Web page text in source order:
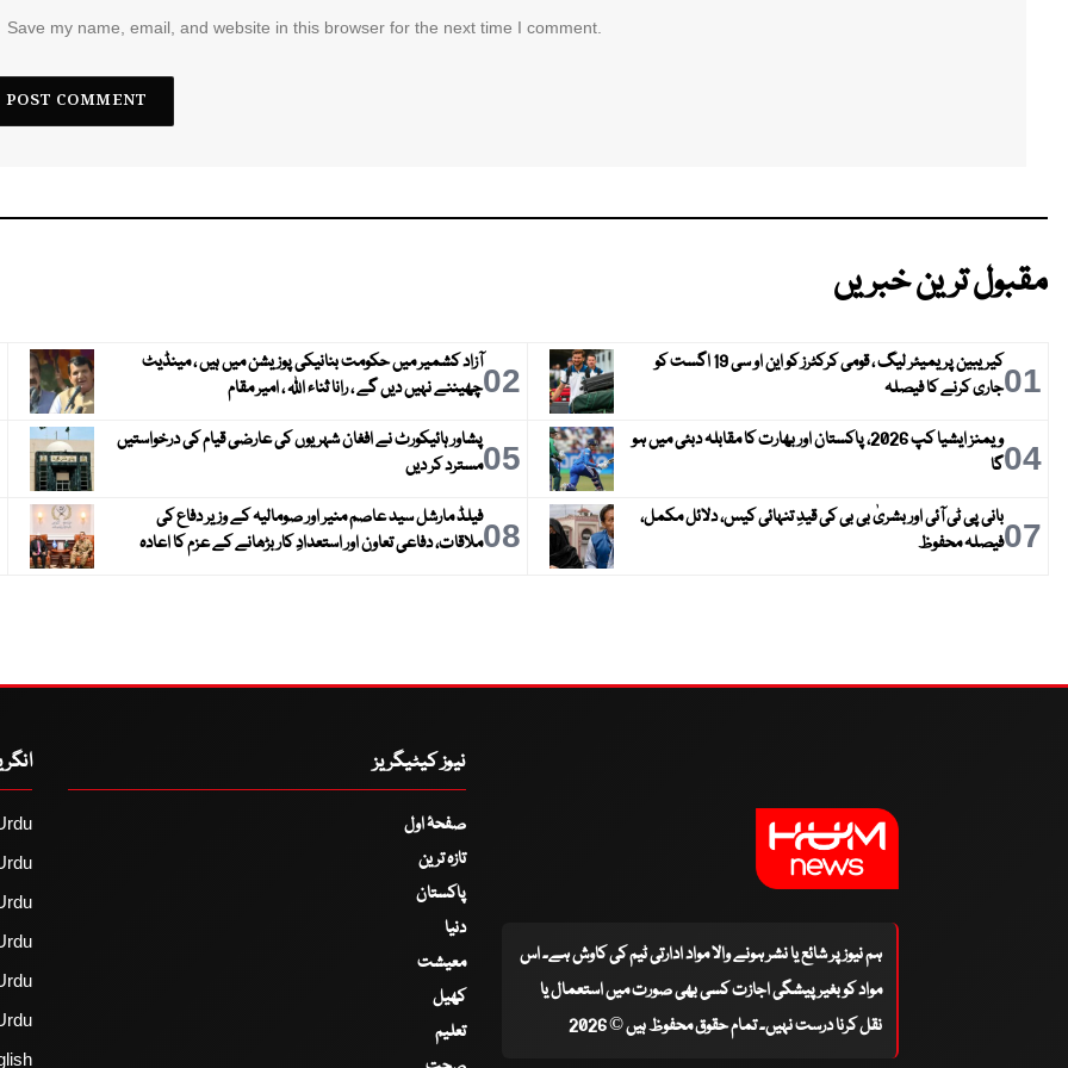
Save my name, email, and website in this browser for the next time I comment.
مقبول ترین خبریں
01
کیریبین پریمیئر لیگ ، قومی کرکٹرز کو این او سی 19 اگست کو
جاری کرنے کا فیصلہ
02آزاد کشمیر میں حکومت بنانیکی پوزیشن میں ہیں ، مینڈیٹ
چھیننے نہیں دیں گے ، رانا ثناء اللہ ، امیر مقام
04
ویمنز ایشیا کپ 2026، پاکستان اور بھارت کا مقابلہ دبئی میں ہو
گا
05پشاور ہائیکورٹ نے افغان شہریوں کی عارضی قیام کی درخواستیں
مسترد کر دیں
07بانی پی ٹی آئی اور بشریٰ بی بی کی قیدِ تنہائی کیس، دلائل مکمل،
فیصلہ محفوظ
08فیلڈ مارشل سید عاصم منیر اور صومالیہ کے وزیر دفاع کی
ملاقات، دفاعی تعاون اور استعدادِ کار بڑھانے کے عزم کا اعادہ
ہم نیوز پر شائع یا نشر ہونے والا مواد ادارتی ٹیم کی کاوش ہے۔ اس
مواد کو بغیر پیشگی اجازت کسی بھی صورت میں استعمال یا
نقل کرنا درست نہیں۔ تمام حقوق محفوظ ہیں © 2026
نیوز کیٹیگریز
صفحۂ اول
تازہ ترین
پاکستان
دنیا
معیشت
کھیل
تعلیم